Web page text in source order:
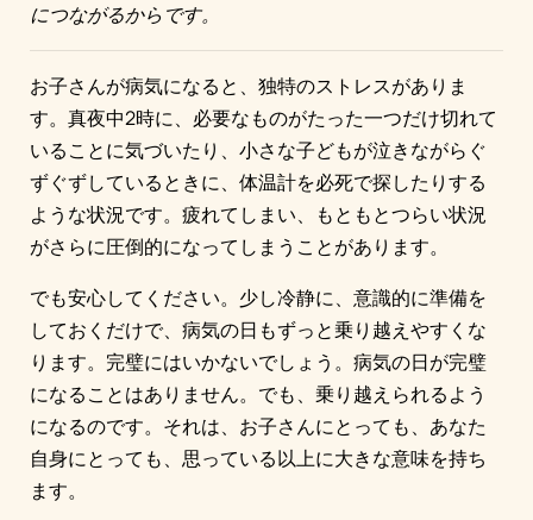
につながるからです。
お子さんが病気になると、独特のストレスがありま
す。真夜中2時に、必要なものがたった一つだけ切れて
いることに気づいたり、小さな子どもが泣きながらぐ
ずぐずしているときに、体温計を必死で探したりする
ような状況です。疲れてしまい、もともとつらい状況
がさらに圧倒的になってしまうことがあります。
でも安心してください。少し冷静に、意識的に準備を
しておくだけで、病気の日もずっと乗り越えやすくな
ります。完璧にはいかないでしょう。病気の日が完璧
になることはありません。でも、乗り越えられるよう
になるのです。それは、お子さんにとっても、あなた
自身にとっても、思っている以上に大きな意味を持ち
ます。